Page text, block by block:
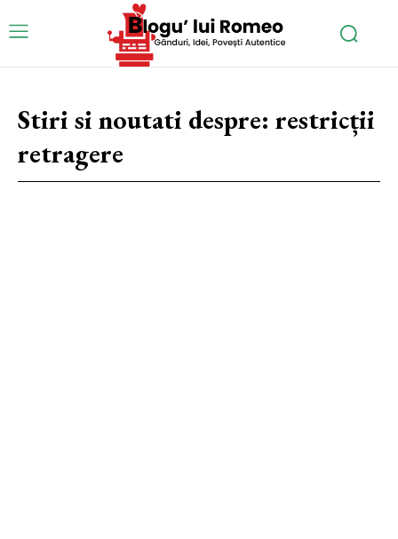
Stiri si noutati despre: restricții
retragere